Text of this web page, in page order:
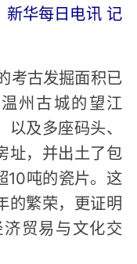
新华每日电讯 记
考古发掘面积已
州古城的望江
及多座码头、
址，并出土了包
10吨的瓷片。这
的繁荣，更证明
贸易与文化交